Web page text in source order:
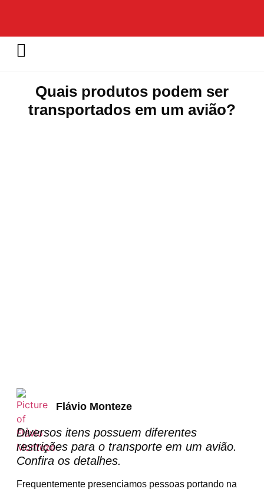
Quais produtos podem ser
transportados em um avião?
Flávio Monteze
Diversos itens possuem diferentes
restrições para o transporte em um avião.
Confira os detalhes.
Frequentemente presenciamos pessoas portando na